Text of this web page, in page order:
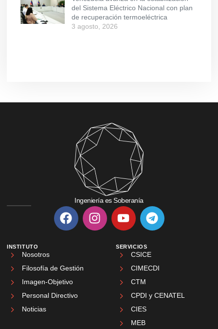
del Sistema Eléctrico Nacional con plan
de recuperación termoeléctrica
3 agosto, 2026
Ingeniería es Soberanía
INSTITUTO
Nosotros
Filosofía de Gestión
Imagen-Objetivo
Personal Directivo
Noticias
SERVICIOS
CSICE
CIMECDI
CTM
CPDI y CENATEL
CIES
MEB